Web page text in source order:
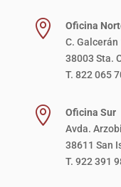

Oficina
C. Galcerán
38003 Sta.
T. 822 065

Oficina Sur
Avda.
38611 San
T. 922 391